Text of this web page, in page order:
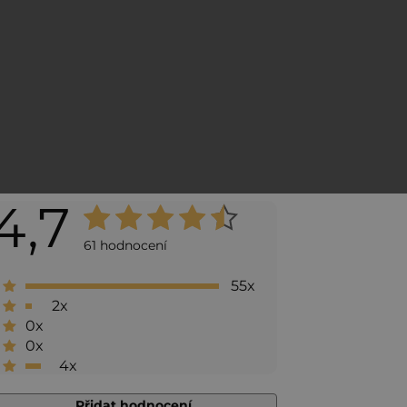
Průměrné
hodnocení
61 hodnocení
55x
2x
0x
0x
4x